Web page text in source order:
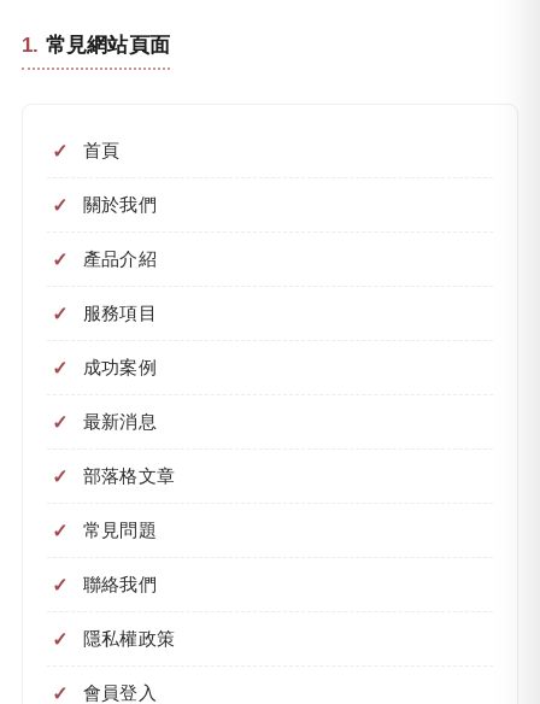
常見網站頁面
首頁
關於我們
產品介紹
服務項目
成功案例
最新消息
部落格文章
常見問題
聯絡我們
隱私權政策
會員登入